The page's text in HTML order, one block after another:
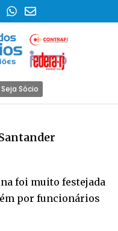
Seja Sócio
foi muito festejada
por funcionários